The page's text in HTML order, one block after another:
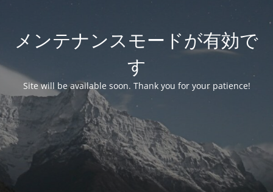
メンテナンスモードが有効で
す
Site will be available soon. Thank you for your patience!